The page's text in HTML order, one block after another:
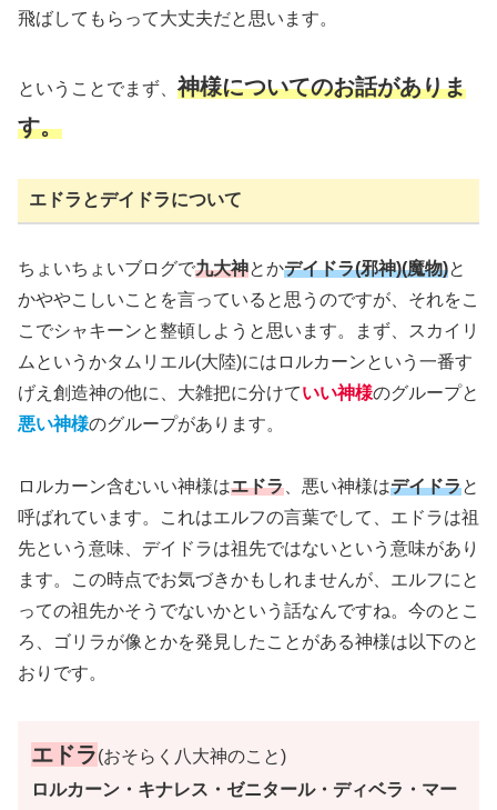
飛ばしてもらって大丈夫だと思います。
ということでまず、神様についてのお話がありま
す。
エドラとデイドラについて
ちょいちょいブログで九大神とかデイドラ(邪神)(魔物)と
かややこしいことを言っていると思うのですが、それをこ
こでシャキーンと整頓しようと思います。まず、スカイリ
ムというかタムリエル(大陸)にはロルカーンという一番す
げえ創造神の他に、大雑把に分けていい神様のグループと
悪い神様のグループがあります。
ロルカーン含むいい神様はエドラ、悪い神様はデイドラと
呼ばれています。これはエルフの言葉でして、エドラは祖
先という意味、デイドラは祖先ではないという意味があり
ます。この時点でお気づきかもしれませんが、エルフにと
っての祖先かそうでないかという話なんですね。今のとこ
ろ、ゴリラが像とかを発見したことがある神様は以下のと
おりです。
エドラ(おそらく八大神のこと)
ロルカーン・キナレス・ゼニタール・ディベラ・マー